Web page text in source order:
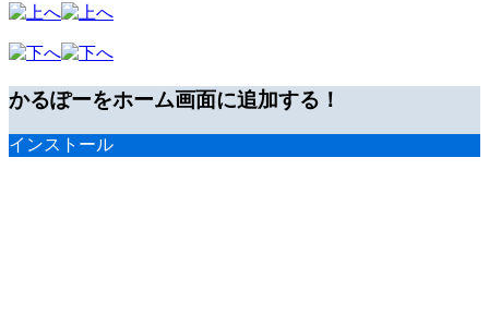
かるぽーをホーム画面に追加する！
インストール